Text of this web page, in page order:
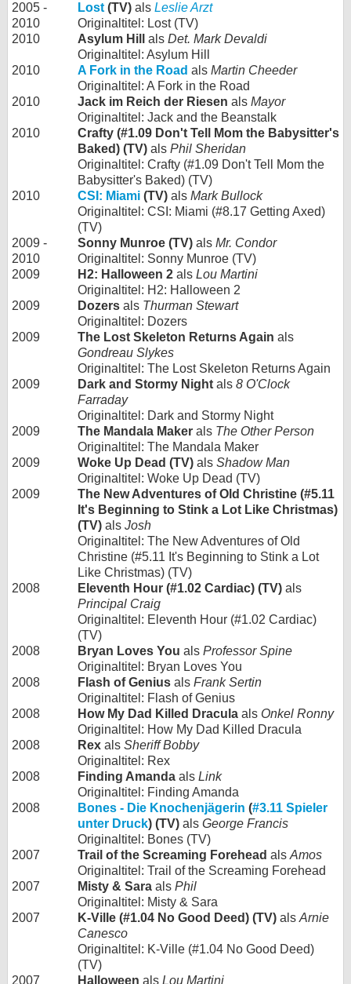
2005 -
2010
Lost (TV) als Leslie Arzt
Originaltitel: Lost (TV)
2010
Asylum Hill als Det. Mark Devaldi
Originaltitel: Asylum Hill
2010
A Fork in the Road als Martin Cheeder
Originaltitel: A Fork in the Road
2010
Jack im Reich der Riesen als Mayor
Originaltitel: Jack and the Beanstalk
2010
Crafty (#1.09 Don't Tell Mom the Babysitter's
Baked) (TV) als Phil Sheridan
Originaltitel: Crafty (#1.09 Don't Tell Mom the
Babysitter's Baked) (TV)
2010
CSI: Miami (TV) als Mark Bullock
Originaltitel: CSI: Miami (#8.17 Getting Axed)
(TV)
2009 -
2010
Sonny Munroe (TV) als Mr. Condor
Originaltitel: Sonny Munroe (TV)
2009
H2: Halloween 2 als Lou Martini
Originaltitel: H2: Halloween 2
2009
Dozers als Thurman Stewart
Originaltitel: Dozers
2009
The Lost Skeleton Returns Again als
Gondreau Slykes
Originaltitel: The Lost Skeleton Returns Again
2009
Dark and Stormy Night als 8 O'Clock
Farraday
Originaltitel: Dark and Stormy Night
2009
The Mandala Maker als The Other Person
Originaltitel: The Mandala Maker
2009
Woke Up Dead (TV) als Shadow Man
Originaltitel: Woke Up Dead (TV)
2009
The New Adventures of Old Christine (#5.11
It's Beginning to Stink a Lot Like Christmas)
(TV) als Josh
Originaltitel: The New Adventures of Old
Christine (#5.11 It's Beginning to Stink a Lot
Like Christmas) (TV)
2008
Eleventh Hour (#1.02 Cardiac) (TV) als
Principal Craig
Originaltitel: Eleventh Hour (#1.02 Cardiac)
(TV)
2008
Bryan Loves You als Professor Spine
Originaltitel: Bryan Loves You
2008
Flash of Genius als Frank Sertin
Originaltitel: Flash of Genius
2008
How My Dad Killed Dracula als Onkel Ronny
Originaltitel: How My Dad Killed Dracula
2008
Rex als Sheriff Bobby
Originaltitel: Rex
2008
Finding Amanda als Link
Originaltitel: Finding Amanda
2008
Bones - Die Knochenjägerin (#3.11 Spieler
unter Druck) (TV) als George Francis
Originaltitel: Bones (TV)
2007
Trail of the Screaming Forehead als Amos
Originaltitel: Trail of the Screaming Forehead
2007
Misty & Sara als Phil
Originaltitel: Misty & Sara
2007
K-Ville (#1.04 No Good Deed) (TV) als Arnie
Canesco
Originaltitel: K-Ville (#1.04 No Good Deed)
(TV)
2007
Halloween als Lou Martini